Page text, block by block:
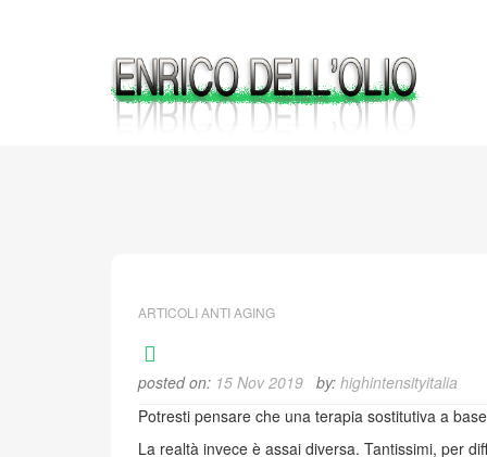
ARTICOLI ANTI AGING
posted on: 15 Nov 2019 by: highintensityitalia
Potresti pensare che una terapia sostitutiva a
La realtà invece è assai diversa. Tantissimi, per